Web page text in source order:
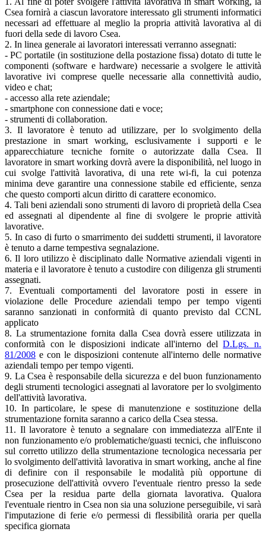
Csea fornirà a ciascun lavoratore interessato gli strumenti informatici
necessari ad effettuare al meglio la propria attività lavorativa al di
fuori della sede di lavoro Csea.
2. In linea generale ai lavoratori interessati verranno assegnati:
- PC portatile (in sostituzione della postazione fissa) dotato di tutte le
componenti (software e hardware) necessarie a svolgere le attività
lavorative ivi comprese quelle necessarie alla connettività audio,
video e chat;
- accesso alla rete aziendale;
- smartphone con connessione dati e voce;
- strumenti di collaboration.
3. Il lavoratore è tenuto ad utilizzare, per lo svolgimento della
prestazione in smart working, esclusivamente i supporti e le
apparecchiature tecniche fornite o autorizzate dalla Csea. Il
lavoratore in smart working dovrà avere la disponibilità, nel luogo in
cui svolge l'attività lavorativa, di una rete wi-fi, la cui potenza
minima deve garantire una connessione stabile ed efficiente, senza
che questo comporti alcun diritto di carattere economico.
4. Tali beni aziendali sono strumenti di lavoro di proprietà della Csea
ed assegnati al dipendente al fine di svolgere le proprie attività
lavorative.
5. In caso di furto o smarrimento dei suddetti strumenti, il lavoratore
è tenuto a darne tempestiva segnalazione.
6. Il loro utilizzo è disciplinato dalle Normative aziendali vigenti in
materia e il lavoratore è tenuto a custodire con diligenza gli strumenti
assegnati.
7. Eventuali comportamenti del lavoratore posti in essere in
violazione delle Procedure aziendali tempo per tempo vigenti
saranno sanzionati in conformità di quanto previsto dal CCNL
applicato
8. La strumentazione fornita dalla Csea dovrà essere utilizzata in
conformità con le disposizioni indicate all'interno delD.Lgs. n.
81/2008 e con le disposizioni contenute all'interno delle normative
aziendali tempo per tempo vigenti.
9. La Csea è responsabile della sicurezza e del buon funzionamento
degli strumenti tecnologici assegnati al lavoratore per lo svolgimento
dell'attività lavorativa.
10. In particolare, le spese di manutenzione e sostituzione della
strumentazione fornita saranno a carico della Csea stessa.
11. Il lavoratore è tenuto a segnalare con immediatezza all'Ente il
non funzionamento e/o problematiche/guasti tecnici, che influiscono
sul corretto utilizzo della strumentazione tecnologica necessaria per
lo svolgimento dell'attività lavorativa in smart working, anche al fine
di definire con il responsabile le modalità più opportune di
prosecuzione dell'attività ovvero l'eventuale rientro presso la sede
Csea per la residua parte della giornata lavorativa. Qualora
l'eventuale rientro in Csea non sia una soluzione perseguibile, vi sarà
l'imputazione di ferie e/o permessi di flessibilità oraria per quella
specifica giornata